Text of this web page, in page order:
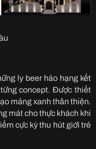
ly beer hảo hạng kết
concept. Được thiết
mảng xanh thân thiện.
mát cho thực khách khi
cực kỳ thu hút giới trẻ